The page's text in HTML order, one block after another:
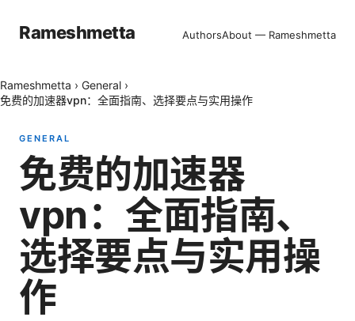
Rameshmetta AuthorsAbout — Rameshmetta
Rameshmetta › General ›
免费的加速器vpn：全面指南、选择要点与实用操作
GENERAL
免费的加速器
vpn：全面指南、
选择要点与实用操
作